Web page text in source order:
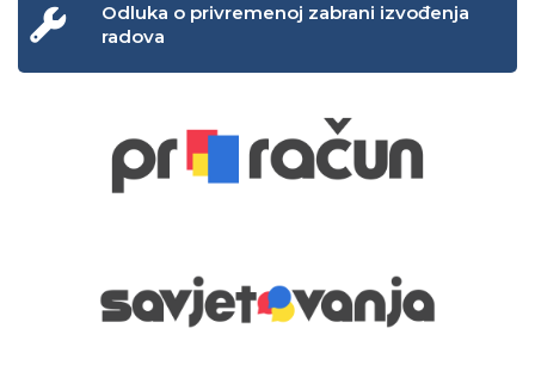
Odluka o privremenoj zabrani izvođenja
radova